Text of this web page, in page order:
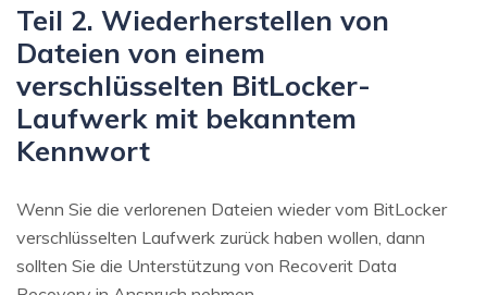
Teil 2. Wiederherstellen von
Dateien von einem
verschlüsselten BitLocker-
Laufwerk mit bekanntem
Kennwort
Wenn Sie die verlorenen Dateien wieder vom BitLocker
verschlüsselten Laufwerk zurück haben wollen, dann
sollten Sie die Unterstützung von Recoverit Data